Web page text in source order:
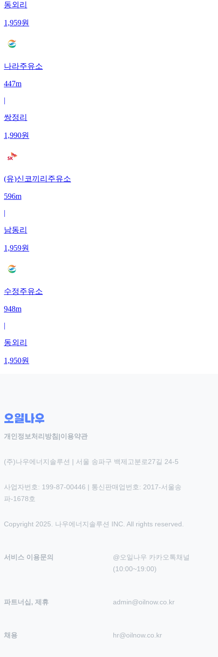
동외리
1,959원
나라주유소
447m
|
쌍정리
1,990원
(유)신코끼리주유소
596m
|
남동리
1,959원
수정주유소
948m
|
동외리
1,950원
개인정보처리방침 |이용약관
(주)나우에너지솔루션 | 서울 송파구 백제고분로27길 24-5
사업자번호: 199-87-00446 | 통신판매업번호: 2017-서울송
파-1678호
Copyright 2025. 나우에너지솔루션 INC. All rights reserved.
서비스 이용문의
@오일나우 카카오톡채널
(10:00~19:00)
파트너십, 제휴 admin@oilnow.co.kr
채용 hr@oilnow.co.kr